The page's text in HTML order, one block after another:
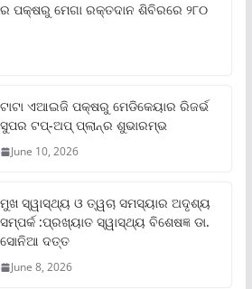
ପକ୍ଷରୁ ମେଗା ରକ୍ତଦାନ ଶିବିରରେ ୨୮୦
ଟାଟା ଏଆଇଜି ପକ୍ଷରୁ ମେଡିକେୟାର ରିଜର୍ଭ
ସୁପର ଟପ୍‌-ଅପ୍ ପ୍ଲାନ୍‌ର ଶୁଭାରମ୍ଭ
June 10, 2026
ମୁଖ ସ୍ୱାସ୍ଥ୍ୟ ଓ ତ୍ୱଚା ସମସ୍ୟାର ଅଦୃଶ୍ୟ
ସମ୍ପର୍କ :ପ୍ରଖ୍ୟାତ ସ୍ୱାସ୍ଥ୍ୟ ବିଶେଷଜ୍ଞ ଡା.
ସୋନିଆ ଦତ୍ତ
June 8, 2026